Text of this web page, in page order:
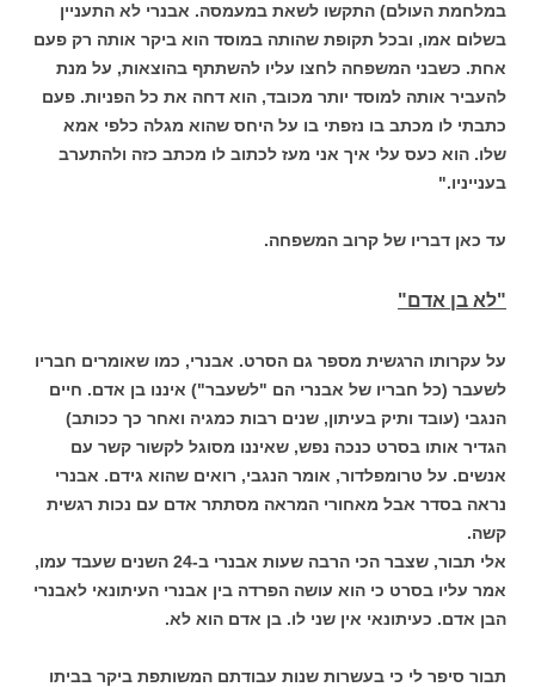
במלחמת העולם) התקשו לשאת במעמסה. אבנרי לא התעניין
בשלום אמו, ובכל תקופת שהותה במוסד הוא ביקר אותה רק פעם
אחת. כשבני המשפחה לחצו עליו להשתתף בהוצאות, על מנת
להעביר אותה למוסד יותר מכובד, הוא דחה את כל הפניות. פעם
כתבתי לו מכתב בו נזפתי בו על היחס שהוא מגלה כלפי אמא
שלו. הוא כעס עלי איך אני מעז לכתוב לו מכתב כזה ולהתערב
בענייניו."
עד כאן דבריו של קרוב המשפחה.
"לא בן אדם"
על עקרותו הרגשית מספר גם הסרט. אבנרי, כמו שאומרים חבריו
לשעבר (כל חבריו של אבנרי הם "לשעבר") איננו בן אדם. חיים
הנגבי (עובד ותיק בעיתון, שנים רבות כמגיה ואחר כך ככותב)
הגדיר אותו בסרט כנכה נפש, שאיננו מסוגל לקשור קשר עם
אנשים. על טרומפלדור, אומר הנגבי, רואים שהוא גידם. אבנרי
נראה בסדר אבל מאחורי המראה מסתתר אדם עם נכות רגשית
קשה.
אלי תבור, שצבר הכי הרבה שעות אבנרי ב-24 השנים שעבד עמו,
אמר עליו בסרט כי הוא עושה הפרדה בין אבנרי העיתונאי לאבנרי
הבן אדם. כעיתונאי אין שני לו. בן אדם הוא לא.
תבור סיפר לי כי בעשרות שנות עבודתם המשותפת ביקר בביתו